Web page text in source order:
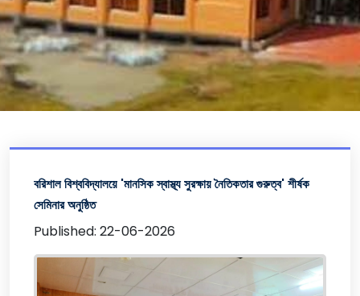
বরিশাল বিশ্ববিদ্যালয়ে 'মানসিক স্বাস্থ্য সুরক্ষায় নৈতিকতার গুরুত্ব' শীর্ষক
সেমিনার অনুষ্ঠিত
Published: 22-06-2026